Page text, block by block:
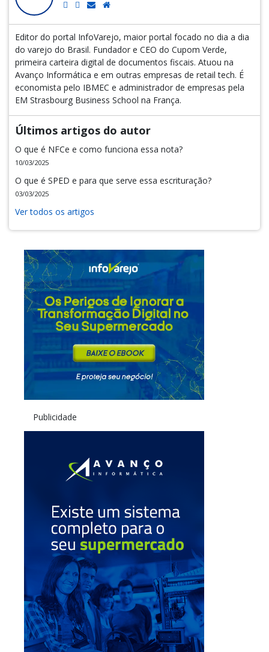
Editor do portal InfoVarejo, maior portal focado no dia a dia
do varejo do Brasil. Fundador e CEO do Cupom Verde,
primeira carteira digital de documentos fiscais. Atuou na
Avanço Informática e em outras empresas de retail tech. É
economista pelo IBMEC e administrador de empresas pela
EM Strasbourg Business School na França.
Últimos artigos do autor
O que é NFCe e como funciona essa nota?
10/03/2025
O que é SPED e para que serve essa escrituração?
03/03/2025
Ver todos os artigos
Publicidade